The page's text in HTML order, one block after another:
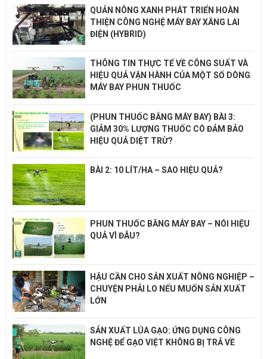
QUẢN NÔNG XANH PHÁT TRIỂN HOÀN
THIỆN CÔNG NGHỆ MÁY BAY XĂNG LAI
ĐIỆN (HYBRID)
THÔNG TIN THỰC TẾ VỀ CÔNG SUẤT VÀ
HIỆU QUẢ VẬN HÀNH CỦA MỘT SỐ DÒNG
MÁY BAY PHUN THUỐC
(PHUN THUỐC BẰNG MÁY BAY) BÀI 3:
GIẢM 30% LƯỢNG THUỐC CÓ ĐẢM BẢO
HIỆU QUẢ DIỆT TRỪ?
BÀI 2: 10 LÍT/HA – SAO HIỆU QUẢ?
PHUN THUỐC BẰNG MÁY BAY – NÓI HIỆU
QUẢ VÌ ĐÂU?
HẬU CẦN CHO SẢN XUẤT NÔNG NGHIỆP –
CHUYỆN PHẢI LO NẾU MUỐN SẢN XUẤT
LỚN
SẢN XUẤT LÚA GẠO: ỨNG DỤNG CÔNG
NGHỆ ĐỂ GẠO VIỆT KHÔNG BỊ TRẢ VỀ